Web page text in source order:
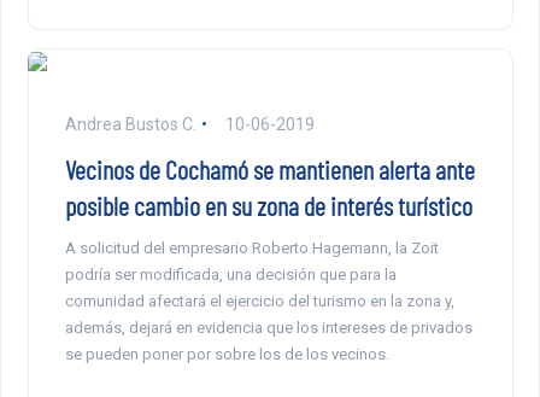
Andrea Bustos C. 10-06-2019
Vecinos de Cochamó se mantienen alerta ante
posible cambio en su zona de interés turístico
A solicitud del empresario Roberto Hagemann, la Zoit
podría ser modificada, una decisión que para la
comunidad afectará el ejercicio del turismo en la zona y,
además, dejará en evidencia que los intereses de privados
se pueden poner por sobre los de los vecinos.